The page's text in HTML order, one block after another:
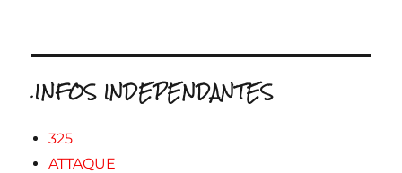
.INFOS INDEPENDANTES
325
ATTAQUE